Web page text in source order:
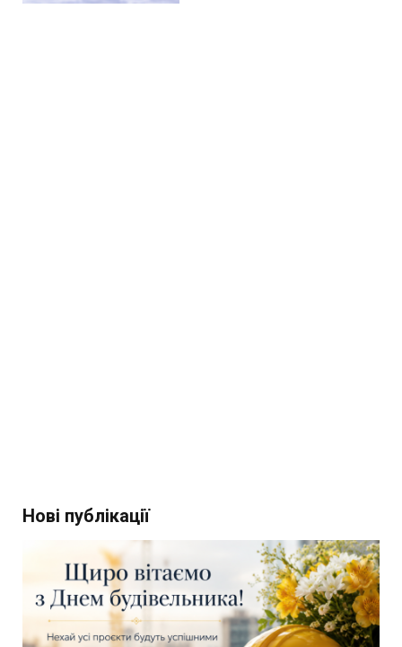
Нові публікації